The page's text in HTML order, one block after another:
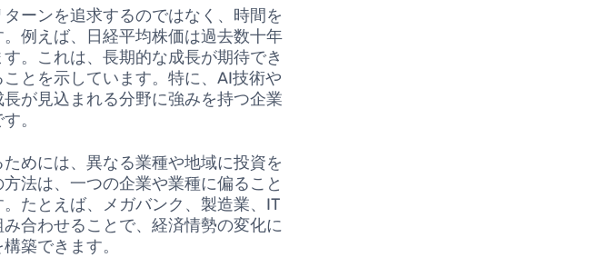
ーンを追求するのではなく、時間を
例えば、日経平均株価は過去数十年
。これは、長期的な成長が期待でき
とを示しています。特に、AI技術や
が見込まれる分野に強みを持つ企業
。
ためには、異なる業種や地域に投資を
法は、一つの企業や業種に偏ること
たとえば、メガバンク、製造業、IT
合わせることで、経済情勢の変化に
築できます。